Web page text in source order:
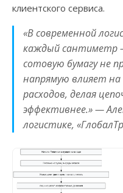
клиентского сервиса.
«В современной
каждый сантиметр
сотовую бумагу не
напрямую влияет
расходов, делая
эффективнее.» —
логистике,